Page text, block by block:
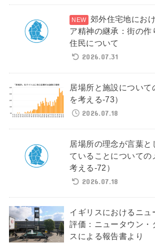
郊外住宅地にお
ア精神の継承：街の作
住民について
2026.07.31
居場所と施設について
を考える-73）
2026.07.18
居場所の理念が言葉と
ていることについての
考える-72）
2026.07.18
イギリスにおけるニュ
評価：ニュータウン・
スによる報告書より